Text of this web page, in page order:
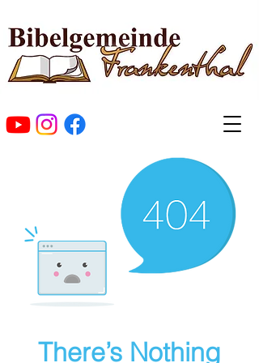
There’s Nothing